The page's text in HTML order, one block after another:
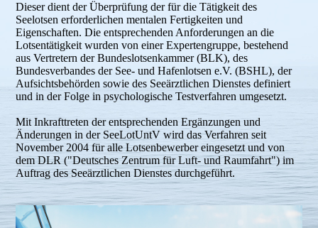
Dieser dient der Überprüfung der für die Tätigkeit des
Seelotsen erforderlichen mentalen Fertigkeiten und
Eigenschaften. Die entsprechenden Anforderungen an die
Lotsentätigkeit wurden von einer Expertengruppe, bestehend
aus Vertretern der Bundeslotsenkammer (BLK), des
Bundesverbandes der See- und Hafenlotsen e.V. (BSHL), der
Aufsichtsbehörden sowie des Seeärztlichen Dienstes definiert
und in der Folge in psychologische Testverfahren umgesetzt.
Mit Inkrafttreten der entsprechenden Ergänzungen und
Änderungen in der SeeLotUntV wird das Verfahren seit
November 2004 für alle Lotsenbewerber eingesetzt und von
dem DLR ("Deutsches Zentrum für Luft- und Raumfahrt") im
Auftrag des Seeärztlichen Dienstes durchgeführt.